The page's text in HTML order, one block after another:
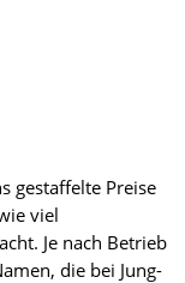
gestaffelte Preise
viel
Je nach Betrieb
die bei Jung-